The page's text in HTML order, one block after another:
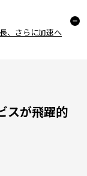
、さらに加速へ
スが飛躍的